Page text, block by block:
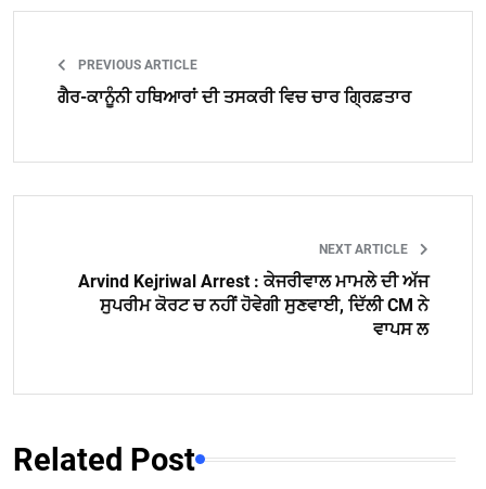
PREVIOUS ARTICLE
ਗੈਰ-ਕਾਨੂੰਨੀ ਹਥਿਆਰਾਂ ਦੀ ਤਸਕਰੀ ਵਿਚ ਚਾਰ ਗ੍ਰਿਫ਼ਤਾਰ
NEXT ARTICLE
Arvind Kejriwal Arrest : ਕੇਜਰੀਵਾਲ ਮਾਮਲੇ ਦੀ ਅੱਜ
ਸੁਪਰੀਮ ਕੋਰਟ ਚ ਨਹੀਂ ਹੋਵੇਗੀ ਸੁਣਵਾਈ, ਦਿੱਲੀ CM ਨੇ
ਵਾਪਸ ਲ
Related Post